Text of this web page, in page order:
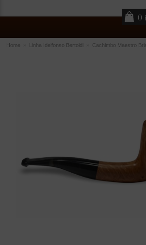
0
Limpadores para Cachimbo
Home Linha Idelfonso Bertoldi Cachimbo Maestro